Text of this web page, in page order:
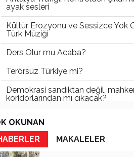
ayak sesleri
Kültür Erozyonu ve Sessizce Yok
Türk Müziği
Ders Olur mu Acaba?
Terörsüz Türkiye mi?
Demokrasi sandıktan değil,
koridorlarından mı çıkacak?
Gazetecinin kaderi!..
Turizmde Herşey Dahil Sistemi
tartışılmalı
OKUNAN
MAKALELER